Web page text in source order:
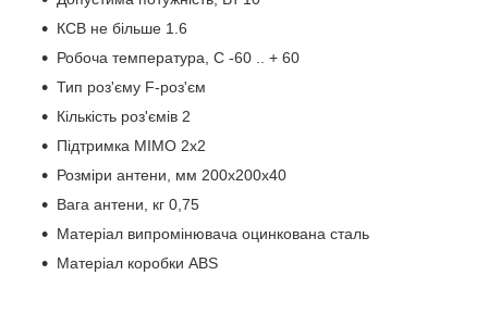
КСВ не більше 1.6
Робоча температура, С -60 .. + 60
Тип роз'єму F-роз'єм
Кількість роз'ємів 2
Підтримка MIMO 2x2
Розміри антени, мм 200х200х40
Вага антени, кг 0,75
Матеріал випромінювача оцинкована сталь
Матеріал коробки ABS